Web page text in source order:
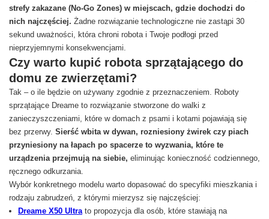
strefy zakazane (No-Go Zones) w miejscach, gdzie dochodzi do
nich najczęściej. Żadne rozwiązanie technologiczne nie zastąpi 30
sekund uważności, która chroni robota i Twoje podłogi przed
nieprzyjemnymi konsekwencjami.
Czy warto kupić robota sprzątającego do
domu ze zwierzętami?
Tak – o ile będzie on używany zgodnie z przeznaczeniem. Roboty
sprzątające Dreame to rozwiązanie stworzone do walki z
zanieczyszczeniami, które w domach z psami i kotami pojawiają się
bez przerwy. Sierść wbita w dywan, rozniesiony żwirek czy piach
przyniesiony na łapach po spacerze to wyzwania, które te
urządzenia przejmują na siebie, eliminując konieczność codziennego,
ręcznego odkurzania.
Wybór konkretnego modelu warto dopasować do specyfiki mieszkania i
rodzaju zabrudzeń, z którymi mierzysz się najczęściej:
Dreame X50 Ultrato propozycja dla osób, które stawiają na